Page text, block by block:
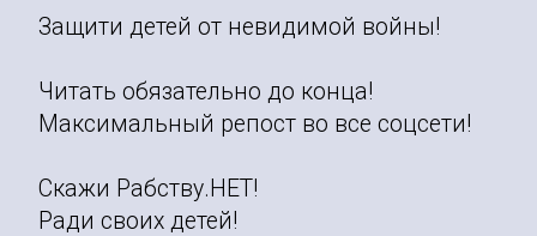
Защити детей от невидимой войны!
Читать обязательно до конца!
Максимальный репост во все соцсети!
Скажи Рабству.НЕТ!
Ради своих детей!